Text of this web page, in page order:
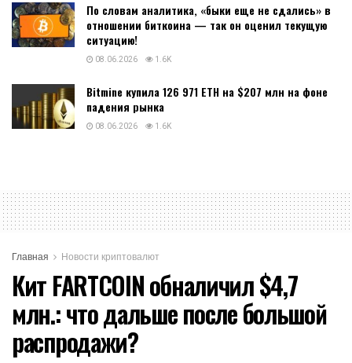
По словам аналитика, «быки еще не сдались» в
отношении биткоина — так он оценил текущую
ситуацию!
08.06.2026 1.6K
Bitmine купила 126 971 ETH на $207 млн на фоне
падения рынка
08.06.2026 1.6K
Главная Новости криптовалют
Кит FARTCOIN обналичил $4,7
млн.: что дальше после большой
распродажи?